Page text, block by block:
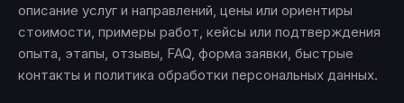
описание услуг и направлений, цены или ориентиры
стоимости, примеры работ, кейсы или подтверждения
опыта, этапы, отзывы, FAQ, форма заявки, быстрые
контакты и политика обработки персональных данных.